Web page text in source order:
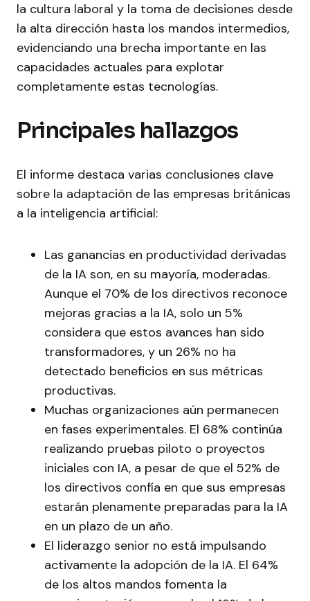
la cultura laboral y la toma de decisiones desde
la alta dirección hasta los mandos intermedios,
evidenciando una brecha importante en las
capacidades actuales para explotar
completamente estas tecnologías.
Principales hallazgos
El informe destaca varias conclusiones clave
sobre la adaptación de las empresas británicas
a la inteligencia artificial:
Las ganancias en productividad derivadas
de la IA son, en su mayoría, moderadas.
Aunque el 70% de los directivos reconoce
mejoras gracias a la IA, solo un 5%
considera que estos avances han sido
transformadores, y un 26% no ha
detectado beneficios en sus métricas
productivas.
Muchas organizaciones aún permanecen
en fases experimentales. El 68% continúa
realizando pruebas piloto o proyectos
iniciales con IA, a pesar de que el 52% de
los directivos confía en que sus empresas
estarán plenamente preparadas para la IA
en un plazo de un año.
El liderazgo senior no está impulsando
activamente la adopción de la IA. El 64%
de los altos mandos fomenta la